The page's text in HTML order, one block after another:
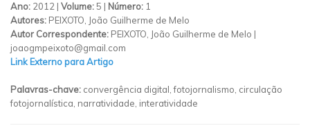
Ano: 2012 | Volume:5 | Número: 1
Autores: PEIXOTO, João Guilherme de Melo
Autor Correspondente: PEIXOTO, João Guilherme de Melo |
joaogmpeixoto@gmail.com
Link Externo para Artigo
Palavras-chave: convergência digital, fotojornalismo, circulação
fotojornalística, narratividade, interatividade